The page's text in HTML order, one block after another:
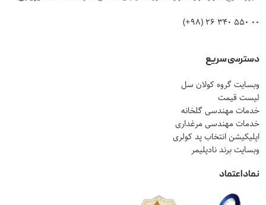
00 550 340 26 (98+)
دسترسی سریع
وبسایت گروه کولان سل
لیست قیمت
خدمات مهندسی گلخانه
خدمات مهندسی مرغداری
اپلیکیشن انتخاب پد کولری
وبسایت برند نادپلیمر
نماد اعتماد